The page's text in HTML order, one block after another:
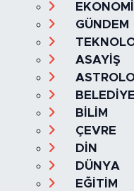
EKONOMİ
GÜNDEM
ASAYİŞ
BELEDİYE
BİLİM
ÇEVRE
DİN
DÜNYA
EĞİTİM